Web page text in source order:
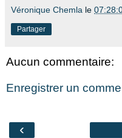
Véronique Chemla le
Partager
Aucun commentaire:
Enregistrer un
‹